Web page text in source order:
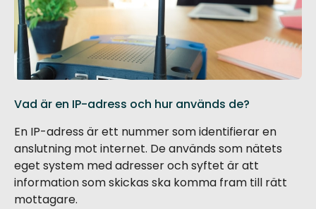
Vad är en IP-adress och hur används de?
En IP-adress är ett nummer som identifierar en
anslutning mot internet. De används som nätets
eget system med adresser och syftet är att
information som skickas ska komma fram till rätt
mottagare.